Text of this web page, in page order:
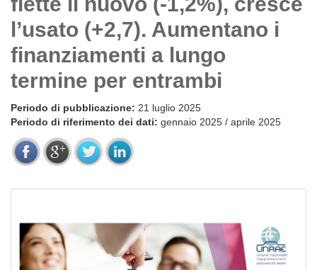
l’usato (+2,7). Aumentano i
finanziamenti a lungo
termine per entrambi
Periodo di pubblicazione: 21 luglio 2025
Periodo di riferimento dei dati: gennaio 2025 / aprile 2025